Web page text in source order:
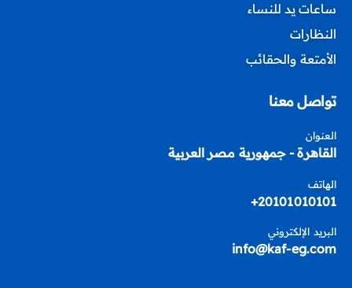
ساعات يد للنساء
النظارات
الأمتعة والحقائب
تواصل معنا
العنوان
القاهرة - جمهورية مصر العربية
الهاتف
20101010101+
البريد الإلكتروني
info@kaf-eg.com